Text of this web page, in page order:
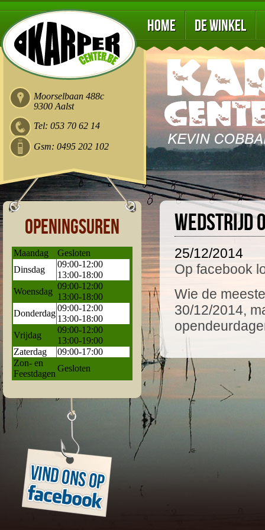
Home De winkel
Moorselbaan 488c
9300 Aalst
Tel: 053 70 62 14
Gsm: 0495 202 102
Openingsuren
Maandag
Gesloten
Dinsdag
09:00-12:00
13:00-18:00
Woensdag
09:00-12:00
13:00-18:00
Donderdag
09:00-12:00
13:00-18:00
Vrijdag
09:00-12:00
13:00-19:00
Zaterdag
09:00-17:00
Zon- en
Feestdagen
Gesloten
Wedstrijd
25/12/2014
Op facebook
Wie de
30/12/2014,